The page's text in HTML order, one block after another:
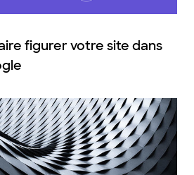
figurer votre site dans